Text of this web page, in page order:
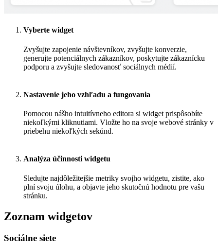
Vyberte widget
Zvyšujte zapojenie návštevníkov, zvyšujte konverzie,
generujte potenciálnych zákazníkov, poskytujte zákaznícku
podporu a zvyšujte sledovanosť sociálnych médií.
Nastavenie jeho vzhľadu a fungovania
Pomocou nášho intuitívneho editora si widget prispôsobíte
niekoľkými kliknutiami. Vložte ho na svoje webové stránky v
priebehu niekoľkých sekúnd.
Analýza účinnosti widgetu
Sledujte najdôležitejšie metriky svojho widgetu, zistite, ako
plní svoju úlohu, a objavte jeho skutočnú hodnotu pre vašu
stránku.
Zoznam widgetov
Sociálne siete